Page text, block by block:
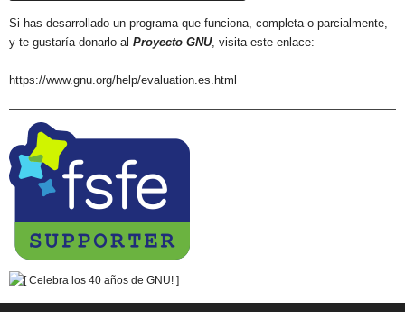
Si has desarrollado un programa que funciona, completa o parcialmente,
y te gustaría donarlo al Proyecto GNU, visita este enlace:
https://www.gnu.org/help/evaluation.es.html